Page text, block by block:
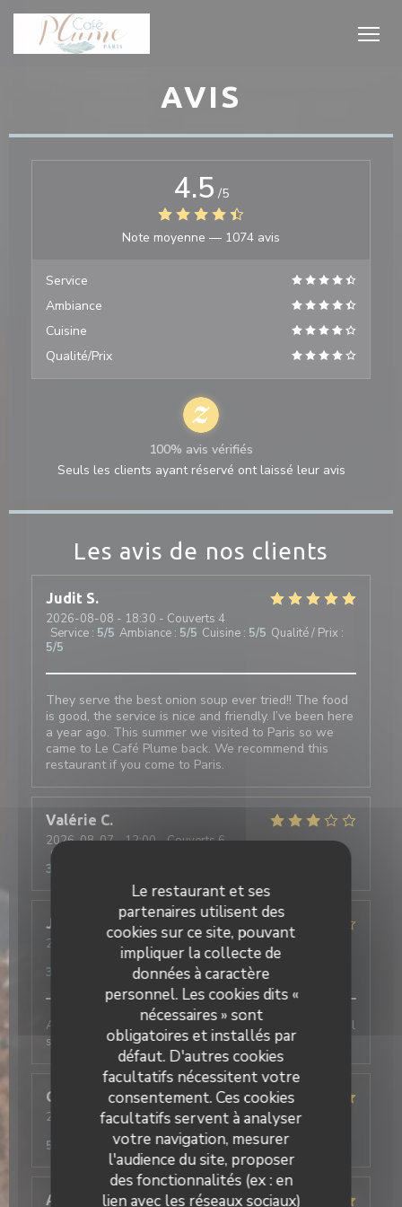
Personnalisation de vos choix en matière de cookies
Le restaurant et ses
partenaires utilisent des
cookies sur ce site, pouvant
impliquer la collecte de
données à caractère
personnel. Les cookies dits «
nécessaires » sont
obligatoires et installés par
défaut. D'autres cookies
facultatifs nécessitent votre
consentement. Ces cookies
facultatifs servent à analyser
votre navigation, mesurer
l'audience du site, proposer
des fonctionnalités (ex : en
lien avec les réseaux sociaux)
AVIS
Les avis de nos clients
Judit S
2026-08-08 - 18:30 - Couverts 4
Service : 5/5 Ambiance : 5/5 Cuisine : 5/5 Qualité / Prix :
5/5
They serve the best onion soup ever tried!! The food
is good, the service is nice and friendly. I’ve been here
a year ago. This summer we visited to Paris so we
came to Le Café Plume back. We recommend this
restaurant if you come to Paris.
Valérie C
2026-08-07- 12:00 - Couverts 6
Service
3
Jacques
2026-08-04
- 13:00 - Couverts 2
Ambiance:3 /5 Cuisine:3/5 Qualité / Prix
3
Accueil sympathique et bon service. Menu traditionnel
sans surprise, bon mais rien d'extraordinaire.
Ghislain
D
2026-07-29- 13:00 - Couverts 2
Ambiance 5 Cuisine Qualité / Prix
5
ABZ
4.5 /5
Note moyenne — 1074 avis
Service
Ambiance
Cuisine
Qualité/Prix
100% avis vérifiés
Seuls les clients ayant réservé ont laissé leur avis